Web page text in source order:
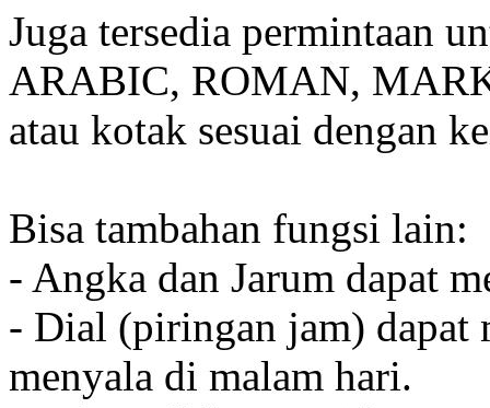
Juga tersedia permintaan
ARABIC, ROMAN,
atau kotak sesuai dengan
Bisa tambahan fungsi lain:
- Angka dan Jarum dapat
- Dial (piringan jam) dapat
menyala di malam hari.